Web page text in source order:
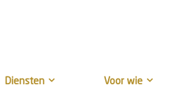
Diensten Voor wie